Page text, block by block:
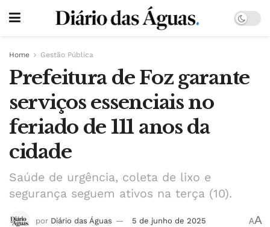
Home Gestão Pública
Prefeitura de Foz garante
serviços essenciais no
feriado de 111 anos da
cidade
Saúde de urgência, coleta de lixo e
segurança seguem ativos na terça (10).
por Diário das Águas 5 de junho de 2025 AA